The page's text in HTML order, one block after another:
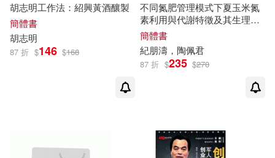
胡志明工作法：紹興黃酒釀製
簡體書
胡志明
87 折 $146 $168
不同氮肥管理模式下夏玉米氮
素利用與代謝特徵及其生理機
制
簡體書
紀朋濤，陶佩君
87 折 $235 $270